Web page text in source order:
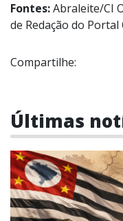
Fontes:Abraleite/CI
de Redação do Portal
Compartilhe:
Últimas